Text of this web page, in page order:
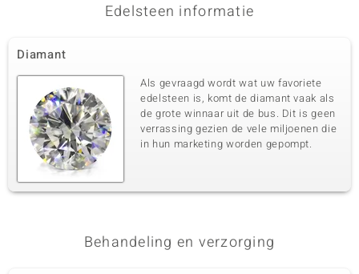
Edelsteen informatie
Diamant
Als gevraagd wordt wat uw favoriete
edelsteen is, komt de diamant vaak als
de grote winnaar uit de bus. Dit is geen
verrassing gezien de vele miljoenen die
in hun marketing worden gepompt.
Behandeling en verzorging